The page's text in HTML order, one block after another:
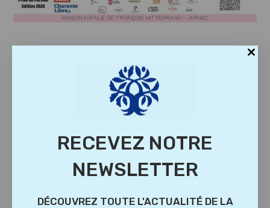
RECEVEZ NOTRE
NEWSLETTER
DÉCOUVREZ TOUTE L'ACTUALITÉ DE LA